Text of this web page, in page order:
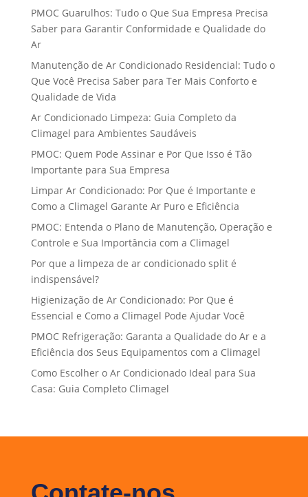
PMOC Guarulhos: Tudo o Que Sua Empresa Precisa
Saber para Garantir Conformidade e Qualidade do
Ar
Manutenção de Ar Condicionado Residencial: Tudo o
Que Você Precisa Saber para Ter Mais Conforto e
Qualidade de Vida
Ar Condicionado Limpeza: Guia Completo da
Climagel para Ambientes Saudáveis
PMOC: Quem Pode Assinar e Por Que Isso é Tão
Importante para Sua Empresa
Limpar Ar Condicionado: Por Que é Importante e
Como a Climagel Garante Ar Puro e Eficiência
PMOC: Entenda o Plano de Manutenção, Operação e
Controle e Sua Importância com a Climagel
Por que a limpeza de ar condicionado split é
indispensável?
Higienização de Ar Condicionado: Por Que é
Essencial e Como a Climagel Pode Ajudar Você
PMOC Refrigeração: Garanta a Qualidade do Ar e a
Eficiência dos Seus Equipamentos com a Climagel
Como Escolher o Ar Condicionado Ideal para Sua
Casa: Guia Completo Climagel